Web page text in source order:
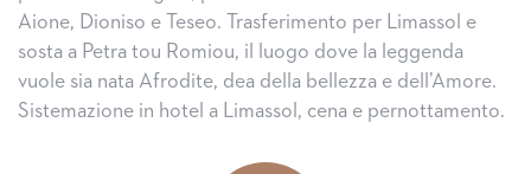
Aione, Dioniso e Teseo. Trasferimento per Limassol e
sosta a Petra tou Romiou, il luogo dove la leggenda
vuole sia nata Afrodite, dea della bellezza e dell’Amore.
Sistemazione in hotel a Limassol, cena e pernottamento.